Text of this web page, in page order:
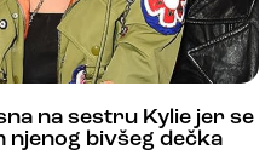
na sestru Kylie jer se
njenog bivšeg dečka